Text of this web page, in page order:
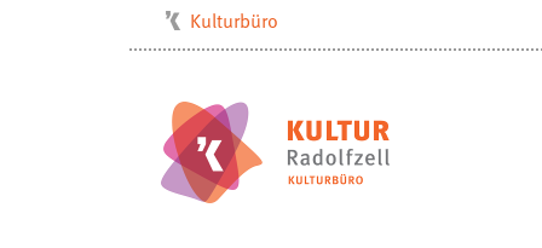
Kulturbüro
Musikschule
Stadtarchiv
Stadtmuseum